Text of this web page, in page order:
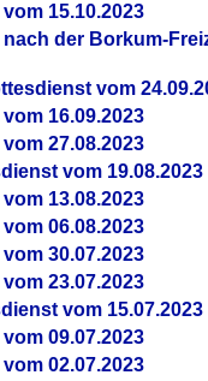
15.10.2023
der Borkum-
vom
16.09.2023
27.08.2023
vom 19.08.2023
13.08.2023
06.08.2023
30.07.2023
23.07.2023
vom 15.07.2023
09.07.2023
02.07.2023